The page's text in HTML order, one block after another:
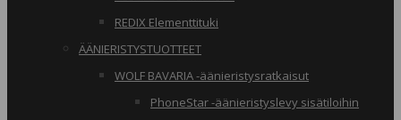
REDIX Elementtituki
ÄÄNIERISTYSTUOTTEET
WOLF BAVARIA -äänieristysratkaisut
PhoneStar -äänieristyslevy sisätiloihin